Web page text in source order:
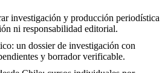
investigación y producción periodística
ni responsabilidad editorial.
un dossier de investigación con
y borrador verificable.